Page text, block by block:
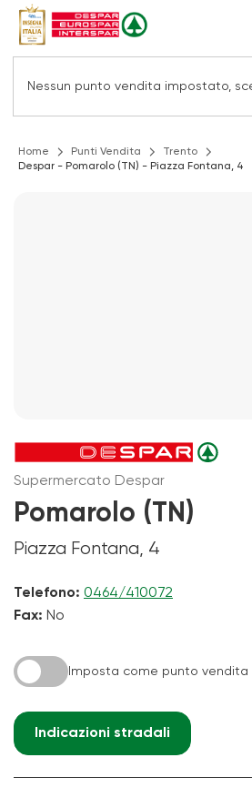
Home Punti Vendita
Trento
Despar - Pomarolo (TN) - Piazza Fontana, 4
Supermercato Despar
Pomarolo (TN)
Piazza Fontana, 4
Telefono: 0464/410072
Fax: No
Imposta come punto vendita
Indicazioni stradali